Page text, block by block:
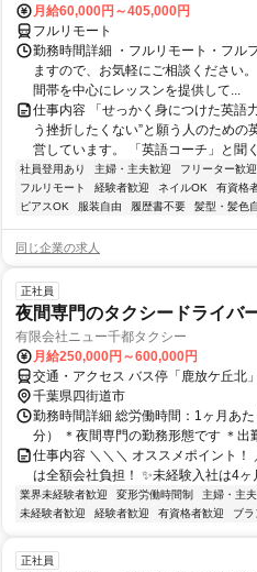
月給60,000円～405,000円
フルリモート
勤務時間詳細 ・フルリモート・フル
ますので、お気軽にご相談ください
間帯を中心にレッスンを提供して...
仕事内容 「せっかく身につけた英語
う挫折したくない”と願う人のため
営しています。 「英語コーチ」と聞
社員登用あり 主婦・主夫歓迎 フリーター歓迎
フルリモート
経験者歓迎 ネイルOK 有資格
ピアスOK
服装自由 履歴書不要 髪型・髪色
同じ企業の求人
正社員
夜間専門のタクシードライバ
有限会社ニュー千都タクシー
月給250,000円～600,000円
交通・アクセス バス停「鹿放ケ丘北
千葉県四街道市
勤務時間詳細 総労働時間：1ヶ月あ
分） ＊夜間専門の勤務形態です ＊
仕事内容 ＼＼＼ オススメポイント！
は全額会社負担！ ✨未経験入社は4
業界未経験者歓迎 変形労働時間制 主婦・主
未経験者歓迎
経験者歓迎 有資格者歓迎 ブ
正社員